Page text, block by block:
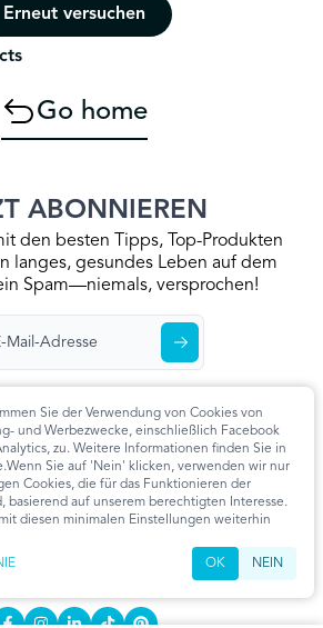
Erneut versuchen
Go home
Sie der Verwendung von Cookies von
und Werbezwecke, einschließlich Facebook
zu. Weitere Informationen finden Sie in
Sie auf 'Nein' klicken, verwenden wir nur
Cookies, die für das Funktionieren der
basierend auf unserem berechtigten Interesse.
diesen minimalen Einstellungen weiterhin
OK NEIN
ABONNIEREN
den besten Tipps, Top-Produkten
langes, gesundes Leben auf dem
Spam—niemals, versprochen!
Allgemeine Geschäftsbedingungen
Artikel Cookie-Einstellungen
KONTAKT